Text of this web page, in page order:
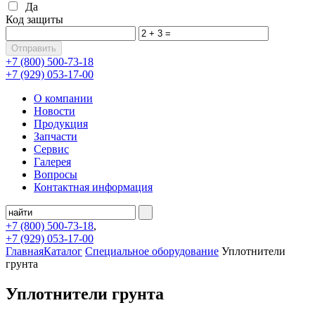
Да
Код защиты
+7 (800) 500-73-18
+7 (929) 053-17-00
О компании
Новости
Продукция
Запчасти
Сервис
Галерея
Вопросы
Контактная информация
+7 (800) 500-73-18,
+7 (929) 053-17-00
ГлавнаяКаталог Специальное оборудование Уплотнители
грунта
Уплотнители грунта